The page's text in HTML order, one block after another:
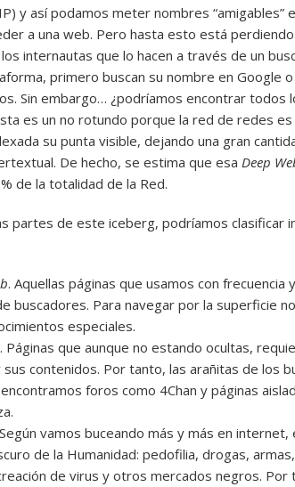
y así podamos meter nombres “amigables”
a una web. Pero hasta esto está
internautas que lo hacen a través de un
primero buscan su nombre en Google
Sin embargo… ¿podríamos encontrar todos
es un no rotundo porque la red de redes es
su punta visible, dejando una gran
De hecho, se estima que esa Deep
de la totalidad de la Red.
partes de este iceberg, podríamos clasificar
. Aquellas páginas que usamos con frecuencia
buscadores. Para navegar por la superficie
especiales.
. Páginas que aunque no estando ocultas,
contenidos. Por tanto, las arañitas de los
foros como 4Chan y páginas
vamos buceando más y más en internet,
de la Humanidad: pedofilia, drogas,
de virus y otros mercados negros. Por